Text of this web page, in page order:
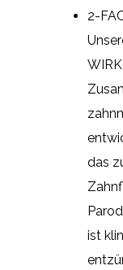
2-
das
ist